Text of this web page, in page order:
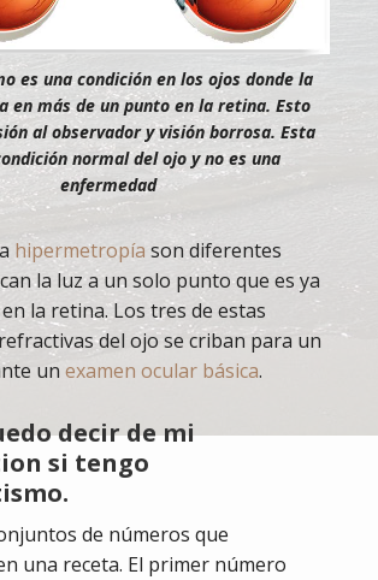
es una condición en los ojos donde la
en más de un punto en la retina. Esto
al observador y visión borrosa. Esta
normal del ojo y no es una
enfermedad
hipermetropía son diferentes
la luz a un solo punto que es ya
la retina. Los tres de estas
del ojo se criban para un
un examen ocular básica.
decir de mi
si tengo
de números que
una receta. El primer número